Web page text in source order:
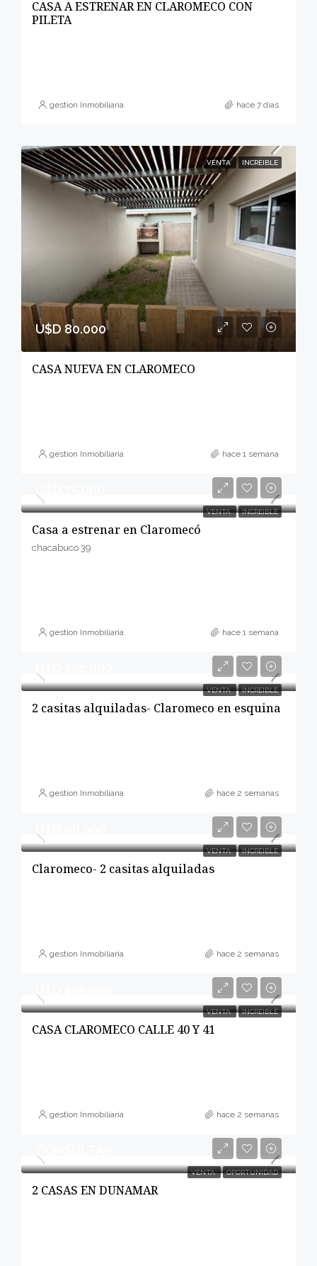
CASA A ESTRENAR EN CLAROMECO CON
PILETA
gestion Inmobiliaria hace 7 días
VENTA INCREIBLE
U$D 80.000
CASA NUEVA EN CLAROMECO
gestion Inmobiliaria hace 1 semana
VENTA INCREIBLE
Casa a estrenar en Claromecó
chacabuco 39
gestion Inmobiliaria hace 1 semana
VENTA INCREIBLE
2 casitas alquiladas- Claromeco en esquina
gestion Inmobiliaria hace 2 semanas
VENTA INCREIBLE
Claromeco- 2 casitas alquiladas
gestion Inmobiliaria hace 2 semanas
VENTA INCREIBLE
CASA CLAROMECO CALLE 40 Y 41
gestion Inmobiliaria hace 2 semanas
VENTA OPORTUNIDAD
2 CASAS EN DUNAMAR